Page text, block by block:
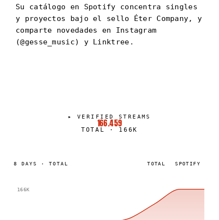
Su catálogo en Spotify concentra singles
y proyectos bajo el sello Éter Company, y
comparte novedades en Instagram
(@gesse_music) y Linktree.
▸VERIFIED STREAMS
166.459
TOTAL · 166K
8 DAYS · TOTAL TOTAL SPOTIFY
166K